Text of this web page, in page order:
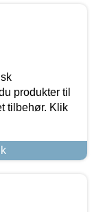
produkter til
tilbehør. Klik